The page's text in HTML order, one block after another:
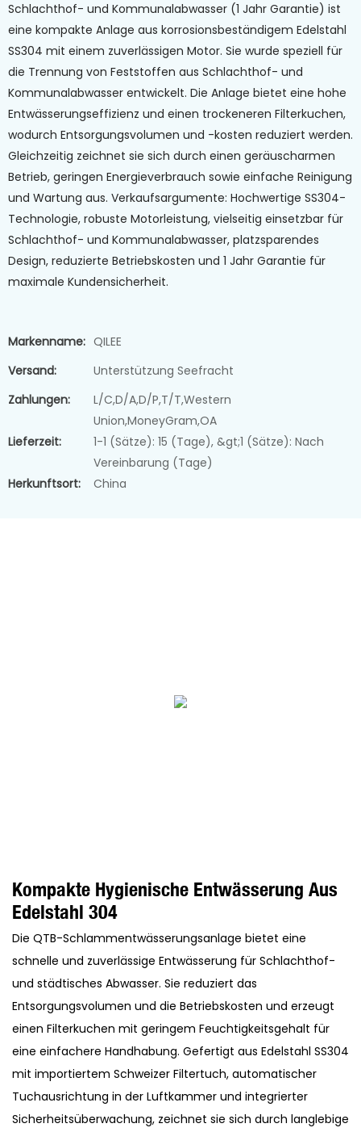
Schlachthof- und Kommunalabwasser (1 Jahr Garantie) ist
eine kompakte Anlage aus korrosionsbeständigem Edelstahl
SS304 mit einem zuverlässigen Motor. Sie wurde speziell für
die Trennung von Feststoffen aus Schlachthof- und
Kommunalabwasser entwickelt. Die Anlage bietet eine hohe
Entwässerungseffizienz und einen trockeneren Filterkuchen,
wodurch Entsorgungsvolumen und -kosten reduziert werden.
Gleichzeitig zeichnet sie sich durch einen geräuscharmen
Betrieb, geringen Energieverbrauch sowie einfache Reinigung
und Wartung aus. Verkaufsargumente: Hochwertige SS304-
Technologie, robuste Motorleistung, vielseitig einsetzbar für
Schlachthof- und Kommunalabwasser, platzsparendes
Design, reduzierte Betriebskosten und 1 Jahr Garantie für
maximale Kundensicherheit.
Markenname: QILEE
Versand:
Unterstützung Seefracht
Zahlungen:
L/C,D/A,D/P,T/T,Western
Union,MoneyGram,OA
Lieferzeit:
1-1 (Sätze): 15 (Tage), &gt;1 (Sätze): Nach
Vereinbarung (Tage)
Herkunftsort:
China
Kompakte Hygienische Entwässerung Aus
Edelstahl 304
Die QTB-Schlammentwässerungsanlage bietet eine
schnelle und zuverlässige Entwässerung für Schlachthof-
und städtisches Abwasser. Sie reduziert das
Entsorgungsvolumen und die Betriebskosten und erzeugt
einen Filterkuchen mit geringem Feuchtigkeitsgehalt für
eine einfachere Handhabung. Gefertigt aus Edelstahl SS304
mit importiertem Schweizer Filtertuch, automatischer
Tuchausrichtung in der Luftkammer und integrierter
Sicherheitsüberwachung, zeichnet sie sich durch langlebige